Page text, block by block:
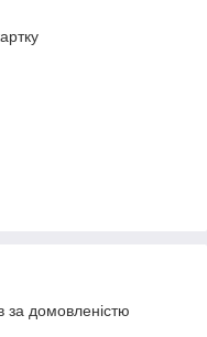
за домовленістю